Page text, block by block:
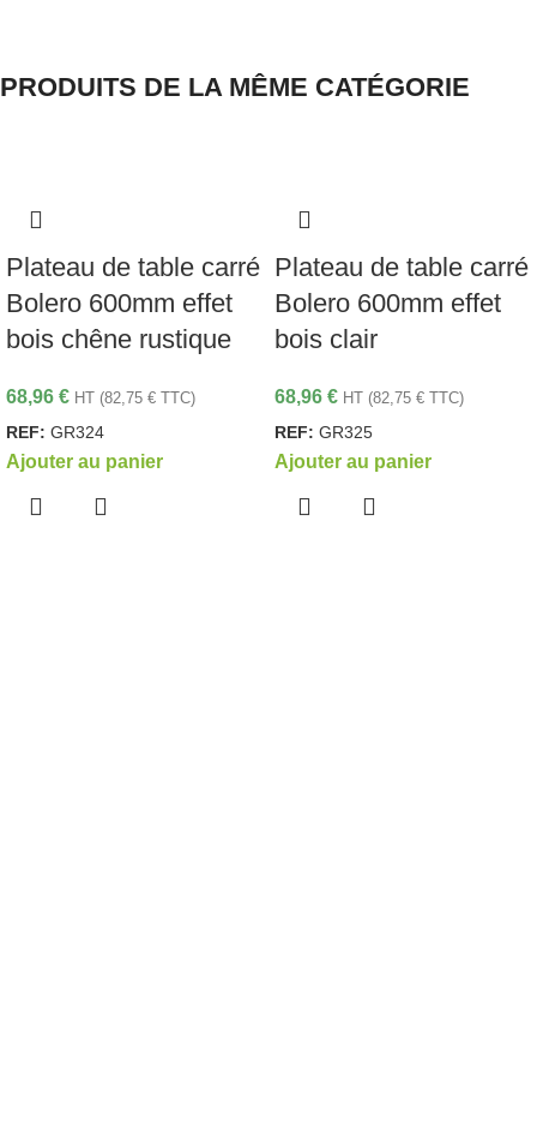
PRODUITS DE LA MÊME CATÉGORIE
Plateau de table carré
Bolero 600mm effet
bois chêne rustique
68,96 € HT (82,75 € TTC)
REF: GR324
Ajouter au panier
Plateau de table carré
Bolero 600mm effet
bois clair
68,96 € HT (82,75 € TTC)
REF: GR325
Ajouter au panier